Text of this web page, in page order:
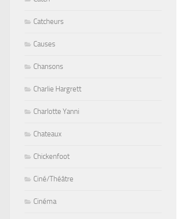
Catcheurs
Causes
Chansons
Charlie Hargrett
Charlotte Yanni
Chateaux
Chickenfoot
Ciné/Théâtre
Cinéma